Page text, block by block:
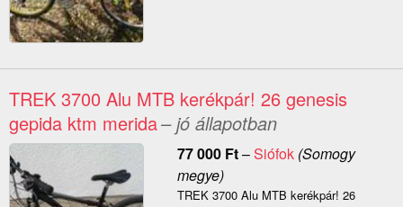
TREK 3700 Alu MTB kerékpár! 26 genesis
gepida ktm merida– jó állapotban
77 000 Ft–Siófok(Somogy
megye)
TREK 3700 Alu MTB kerékpár! 26